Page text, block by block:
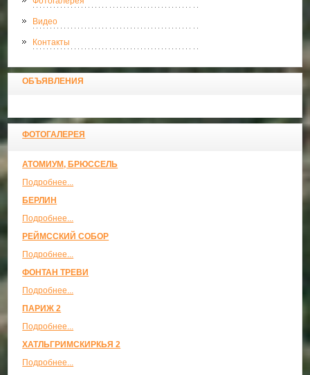
Видео
Контакты
ОБЪЯВЛЕНИЯ
ФОТОГАЛЕРЕЯ
АТОМИУМ, БРЮССЕЛЬ
Подробнее...
БЕРЛИН
Подробнее...
РЕЙМССКИЙ СОБОР
Подробнее...
ФОНТАН ТРЕВИ
Подробнее...
ПАРИЖ 2
Подробнее...
ХАТЛЬГРИМСКИРКЬЯ 2
Подробнее...